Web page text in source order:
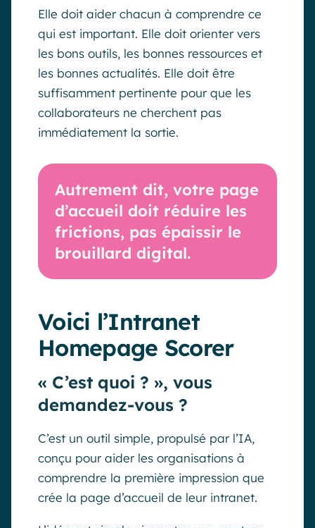
Elle doit aider chacun à comprendre ce
qui est important. Elle doit orienter vers
les bons outils, les bonnes ressources et
les bonnes actualités. Elle doit être
suffisamment pertinente pour que les
collaborateurs ne cherchent pas
immédiatement la sortie.
Autrement dit, votre page
d’accueil doit réduire les
frictions, pas épaissir le
brouillard digital.
Voici l’Intranet
Homepage Scorer
« C’est quoi ? », vous
demandez-vous ?
C’est un outil simple, propulsé par l’IA,
conçu pour aider les organisations à
comprendre la première impression que
crée la page d’accueil de leur intranet.